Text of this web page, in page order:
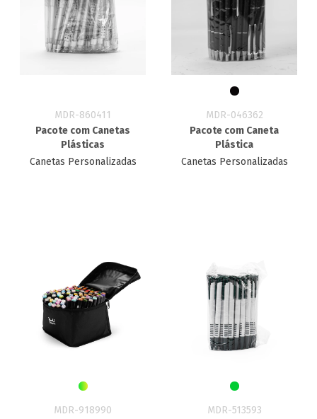
MDR-860411
Pacote com Canetas
Plásticas
Canetas Personalizadas
MDR-046362
Pacote com Caneta
Plástica
Canetas Personalizadas
MDR-918990
MDR-513593